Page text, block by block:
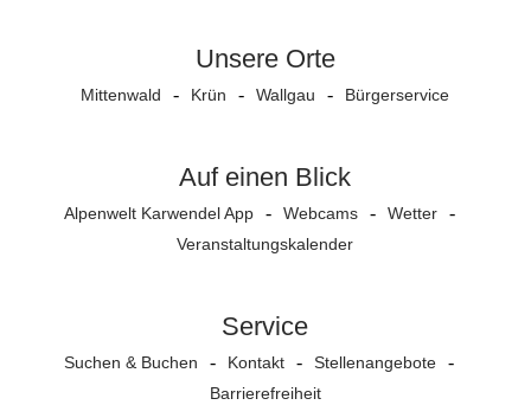
Unsere Orte
Mittenwald Krün Wallgau Bürgerservice
Auf einen Blick
Alpenwelt Karwendel App Webcams
Wetter
Veranstaltungs­kalender
Service
Suchen & Buchen Kontakt
Stellenangebote
Barrierefreiheit